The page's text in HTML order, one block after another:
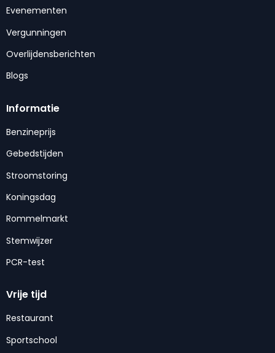
Evenementen
Vergunningen
Overlijdensberichten
Blogs
Informatie
Benzineprijs
Gebedstijden
Stroomstoring
Koningsdag
Rommelmarkt
Stemwijzer
PCR-test
Vrije tijd
Restaurant
Sportschool